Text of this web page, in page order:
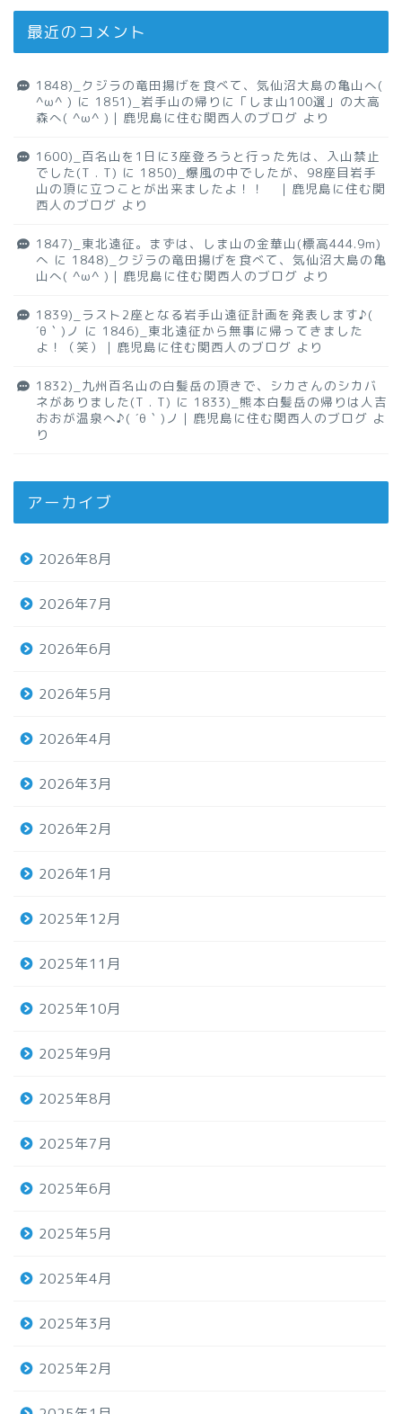
最近のコメント
1848)_クジラの竜田揚げを食べて、気仙沼大島の亀山へ(
^ω^ ) に 1851)_岩手山の帰りに「しま山100選」の大高
森へ( ^ω^ )｜鹿児島に住む関西人のブログ より
1600)_百名山を1日に3座登ろうと行った先は、入山禁止
でした(T . T) に 1850)_爆風の中でしたが、98座目岩手
山の頂に立つことが出来ましたよ！！ ｜鹿児島に住む関
西人のブログ より
1847)_東北遠征。まずは、しま山の金華山(標高444.9m)
へ に 1848)_クジラの竜田揚げを食べて、気仙沼大島の亀
山へ( ^ω^ )｜鹿児島に住む関西人のブログ より
1839)_ラスト2座となる岩手山遠征計画を発表します♪(
´θ｀)ノ に 1846)_東北遠征から無事に帰ってきました
よ！（笑）｜鹿児島に住む関西人のブログ より
1832)_九州百名山の白髪岳の頂きで、シカさんのシカバ
ネがありました(T . T) に 1833)_熊本白髪岳の帰りは人吉
おおが温泉へ♪( ´θ｀)ノ｜鹿児島に住む関西人のブログ よ
り
アーカイブ
2026年8月
2026年7月
2026年6月
2026年5月
2026年4月
2026年3月
2026年2月
2026年1月
2025年12月
2025年11月
2025年10月
2025年9月
2025年8月
2025年7月
2025年6月
2025年5月
2025年4月
2025年3月
2025年2月